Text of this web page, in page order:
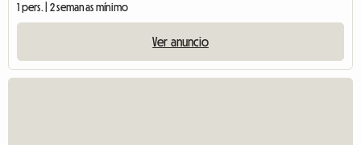
1 pers. | 2 semanas mínimo
Ver anuncio